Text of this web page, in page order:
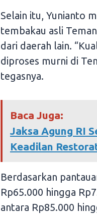
Selain itu, Yunianto
tembakau asli
dari daerah lain.
diproses murni di
tegasnya.
Baca Juga:
Jaksa Agung RI
Keadilan
Berdasarkan
Rp65.000 hingga
antara Rp85.000